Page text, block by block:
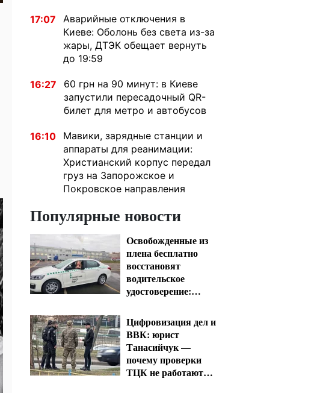
17:07
Аварийные отключения в
Киеве: Оболонь без света из-за
жары, ДТЭК обещает вернуть
до 19:59
16:27
60 грн на 90 минут: в Киеве
запустили пересадочный QR-
билет для метро и автобусов
16:10
Мавики, зарядные станции и
аппараты для реанимации:
Христианский корпус передал
груз на Запорожское и
Покровское направления
Популярные новости
Освобожденные из
плена бесплатно
восстановят
водительское
удостоверение:
Цифровизация дел и
ВВК: юрист
Танасийчук —
почему проверки
ТЦК не работают